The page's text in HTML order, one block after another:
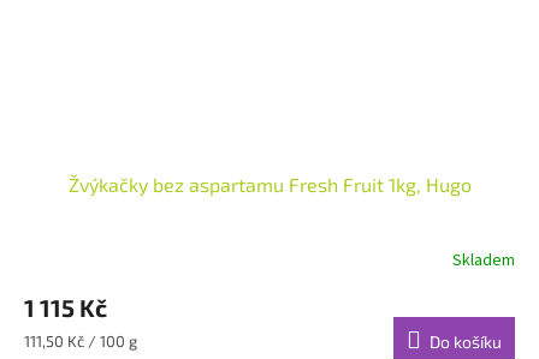
Žvýkačky bez aspartamu Fresh Fruit 1kg, Hugo
Skladem
1 115 Kč
Měrná
111,50 Kč / 100 g Do košíku